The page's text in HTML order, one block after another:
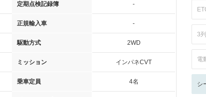
定期点検記録簿 -
正規輸入車 -
駆動方式 2WD
ミッション インパネCVT
乗車定員 4名
3
電
シ